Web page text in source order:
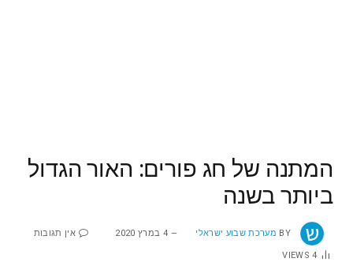
המתנה של חג פורים: האור הגדול
ביותר בשנה
BY מערכת שבוע ישראלי 4 במרץ 2020 אין תגובות
4
VIEWS